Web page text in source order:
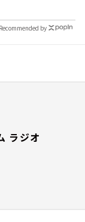
Recommended by
ラジオ